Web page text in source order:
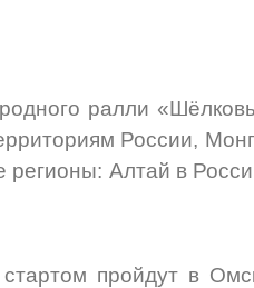
ралли
России,
Алтай в
стартом пройдут в